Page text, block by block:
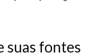
suas fontes